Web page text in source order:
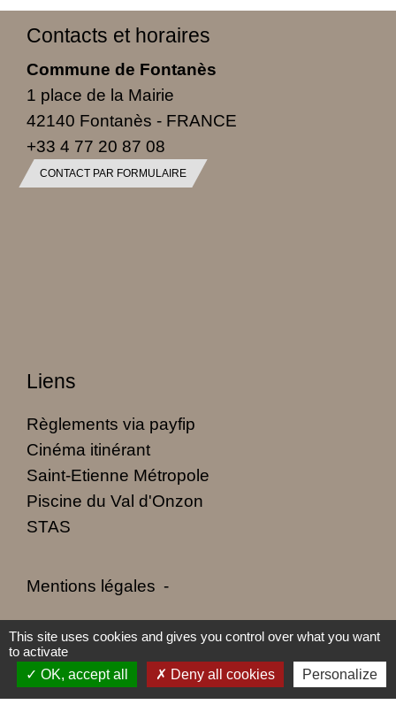
Contacts et horaires
Commune de Fontanès
1 place de la Mairie
42140 Fontanès - FRANCE
+33 4 77 20 87 08
CONTACT PAR FORMULAIRE
Liens
Règlements via payfip
Cinéma itinérant
Saint-Etienne Métropole
Piscine du Val d'Onzon
STAS
Mentions légales -
Politique de confidentialité - Accessibilité -
Plan du site - Gestion des cookies
This site uses cookies and gives you control over what you want
to activate
OK, accept all
Deny all cookies Personalize